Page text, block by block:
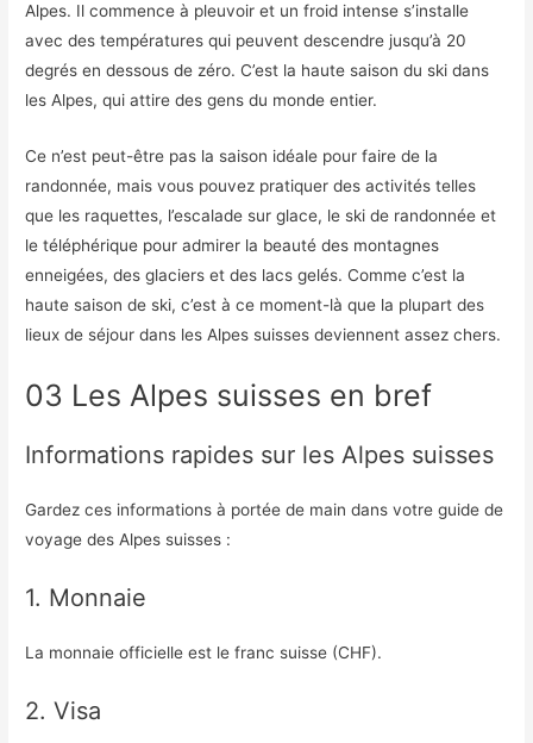
Alpes. Il commence à pleuvoir et un froid intense s’installe
avec des températures qui peuvent descendre jusqu’à 20
degrés en dessous de zéro. C’est la haute saison du ski dans
les Alpes, qui attire des gens du monde entier.
Ce n’est peut-être pas la saison idéale pour faire de la
randonnée, mais vous pouvez pratiquer des activités telles
que les raquettes, l’escalade sur glace, le ski de randonnée et
le téléphérique pour admirer la beauté des montagnes
enneigées, des glaciers et des lacs gelés. Comme c’est la
haute saison de ski, c’est à ce moment-là que la plupart des
lieux de séjour dans les Alpes suisses deviennent assez chers.
03 Les Alpes suisses en bref
Informations rapides sur les Alpes suisses
Gardez ces informations à portée de main dans votre guide de
voyage des Alpes suisses :
1. Monnaie
La monnaie officielle est le franc suisse (CHF).
2. Visa